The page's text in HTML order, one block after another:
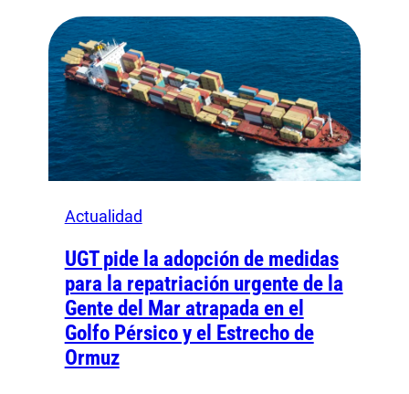
Actualidad
UGT pide la adopción de medidas
para la repatriación urgente de la
Gente del Mar atrapada en el
Golfo Pérsico y el Estrecho de
Ormuz